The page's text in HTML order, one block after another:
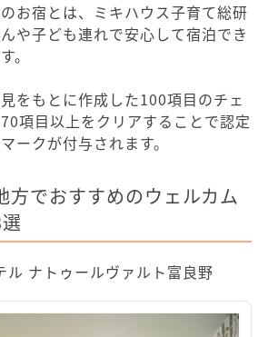
お宿とは、ミキハウス子育て総研
や子ども連れで安心して宿泊でき
。
をもとに作成した100項目のチェ
項目以上をクリアすることで認定
ークが付与されます。
方でおすすめのウェルカム
ル ナトゥールヴァルト富良野